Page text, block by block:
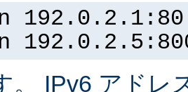
192.0.2.1:80
。 IPv6 アドレ